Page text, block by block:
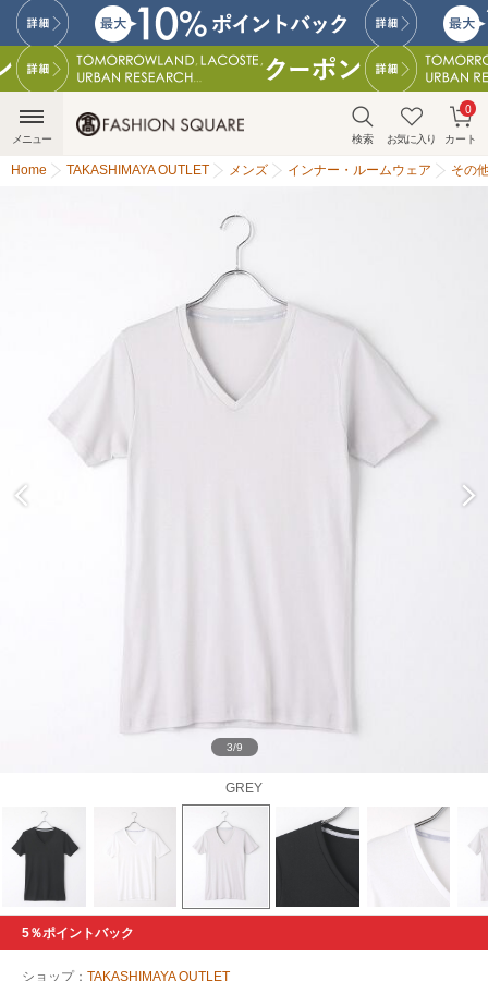
検索 お気に入り カート
0
メニュー
Home TAKASHIMAYA OUTLET メンズ インナー・ルームウェア その
GREY
3/9
5％ポイントバック
ショップ： TAKASHIMAYA OUTLET